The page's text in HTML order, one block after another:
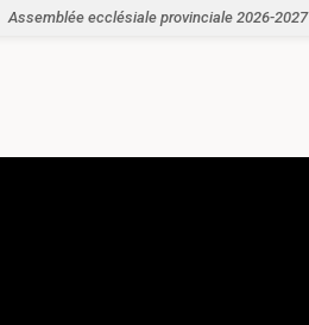
Assemblée ecclésiale provinciale 2026-2027